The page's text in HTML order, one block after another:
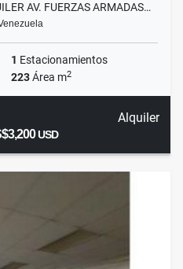
AV. FUERZAS ARMADAS…
1 Estacionamientos
223Área m2
Alquiler
USD